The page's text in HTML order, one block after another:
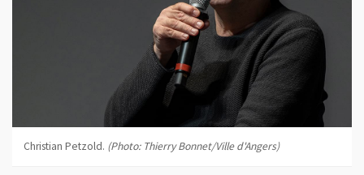
Christian Petzold. (Photo: Thierry Bonnet/Ville d'Angers)